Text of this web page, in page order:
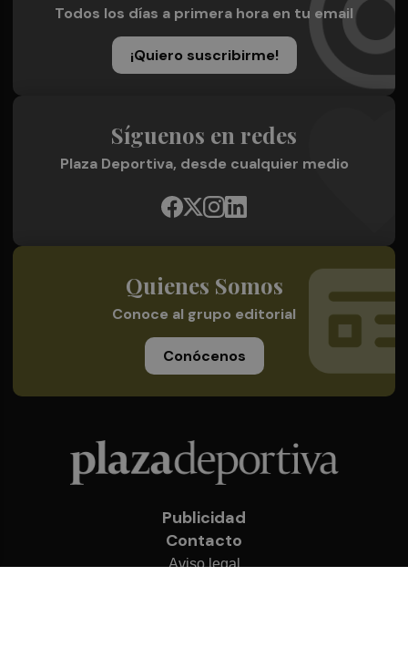
Todos los días a primera hora en tu email
¡Quiero suscribirme!
Síguenos en redes
Plaza Deportiva, desde cualquier medio
Quienes Somos
Conoce al grupo editorial
Conócenos
Publicidad
Contacto
Aviso legal